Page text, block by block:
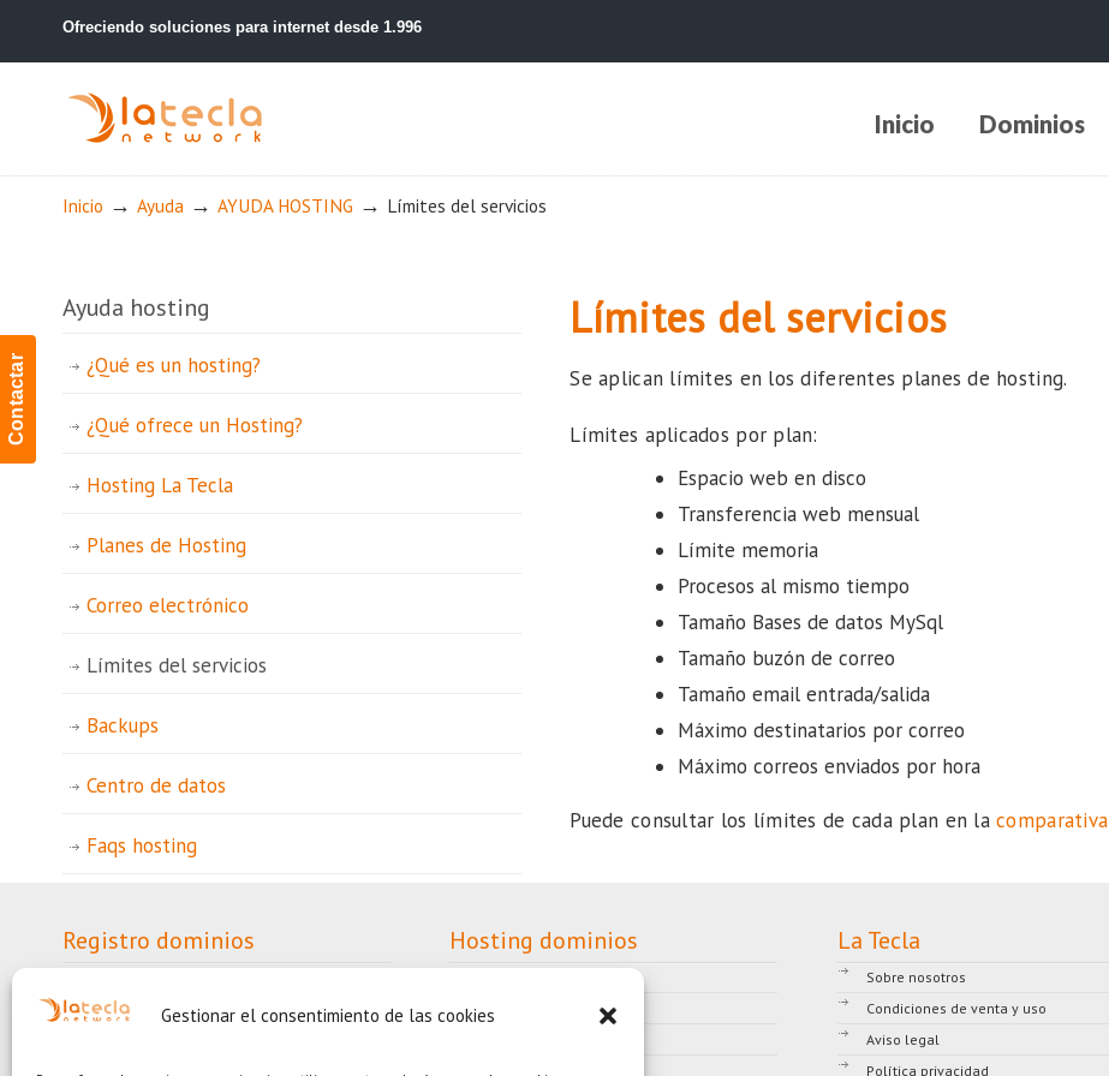
Gestionar el consentimiento de las cookies
Contactar
Ofreciendo soluciones para internet desde 1.996
Inicio Dominios
Inicio → Ayuda → AYUDA HOSTING → Límites del servicios
Límites del servicios
Se aplican límites en los diferentes planes de hosting.
Límites aplicados por plan:
Espacio web en disco
Transferencia web mensual
Límite memoria
Procesos al mismo tiempo
Tamaño Bases de datos MySql
Tamaño buzón de correo
Tamaño email entrada/salida
Máximo destinatarios por correo
Máximo correos enviados por hora
Puede consultar los límites de cada plan en lacomparativa
Ayuda hosting
¿Qué es un hosting?
¿Qué ofrece un Hosting?
Hosting La Tecla
Planes de Hosting
Correo electrónico
Límites del servicios
Backups
Centro de datos
Faqs hosting
Registro dominios
Trasladar dominios
Ayuda dominios
Hosting dominios
Plan medio
Plan profesional
La Tecla
Sobre nosotros
Condiciones de venta y uso
Aviso legal
Política privacidad